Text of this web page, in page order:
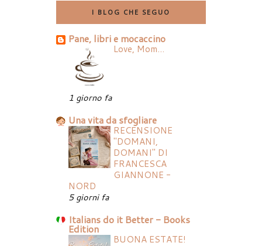
I BLOG CHE SEGUO
Pane, libri e mocaccino
Love, Mom...
1 giorno fa
Una vita da sfogliare
RECENSIONE
"DOMANI,
DOMANI" DI
FRANCESCA
GIANNONE -
NORD
5 giorni fa
Italians do it Better - Books
Edition
BUONA ESTATE!